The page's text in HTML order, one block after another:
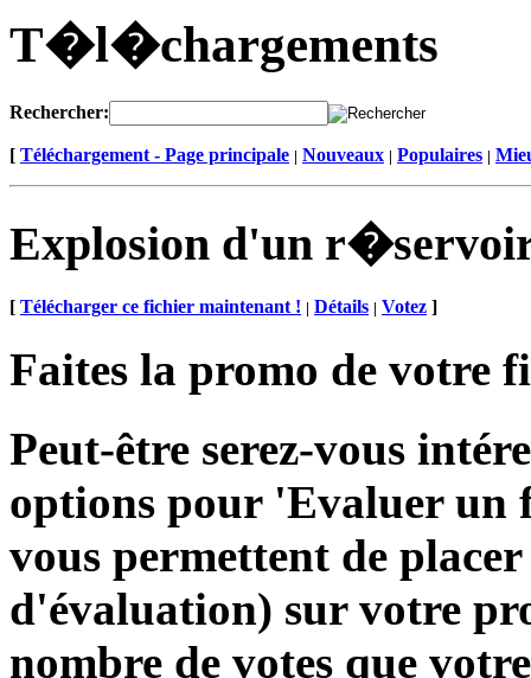
T�l�chargements
Rechercher:
[ Téléchargement - Page principale | Nouveaux | Populaires |
Explosion d'un
[ Télécharger ce fichier maintenant ! | Détails | Votez ]
Faites la promo de votre
Peut-être serez-vous
options pour 'Evaluer un
vous permettent de
d'évaluation) sur votre
nombre de votes que